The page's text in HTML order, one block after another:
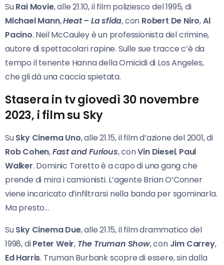
SuRai Movie, alle 21.10, il film poliziesco del 1995, di
Michael Mann,Heat – La sfida, con Robert De Niro,Al
Pacino. Neil McCauley è un professionista del crimine,
autore di spettacolari rapine. Sulle sue tracce c’è da
tempo il tenente Hanna della Omicidi di Los Angeles,
che gli dà una caccia spietata.
Stasera in tv giovedì 30 novembre
2023, i film su Sky
SuSky Cinema Uno, alle 21.15, il film d’azione del 2001, di
Rob Cohen,Fast and Furious, conVin Diesel, Paul
Walker. Dominic Toretto è a capo di una gang che
prende di mira i camionisti. L’agente Brian O’Conner
viene incaricato d’infiltrarsi nella banda per sgominarla.
Ma presto…
SuSky Cinema Due, alle 21.15, il film drammatico del
1998, diPeter Weir, The Truman Show, con Jim Carrey,
Ed Harris. Truman Burbank scopre di essere, sin dalla